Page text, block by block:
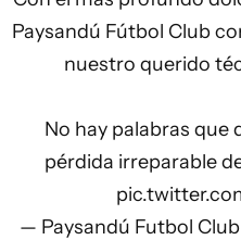
Paysandú Fútbol Club
nuestro querido
No hay palabras que
pérdida irreparable
— Paysandú Futbol